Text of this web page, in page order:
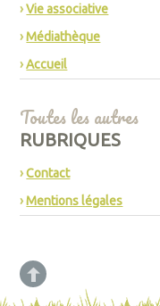
Vie associative
Médiathèque
Accueil
Toutes les autres
RUBRIQUES
Contact
Mentions légales